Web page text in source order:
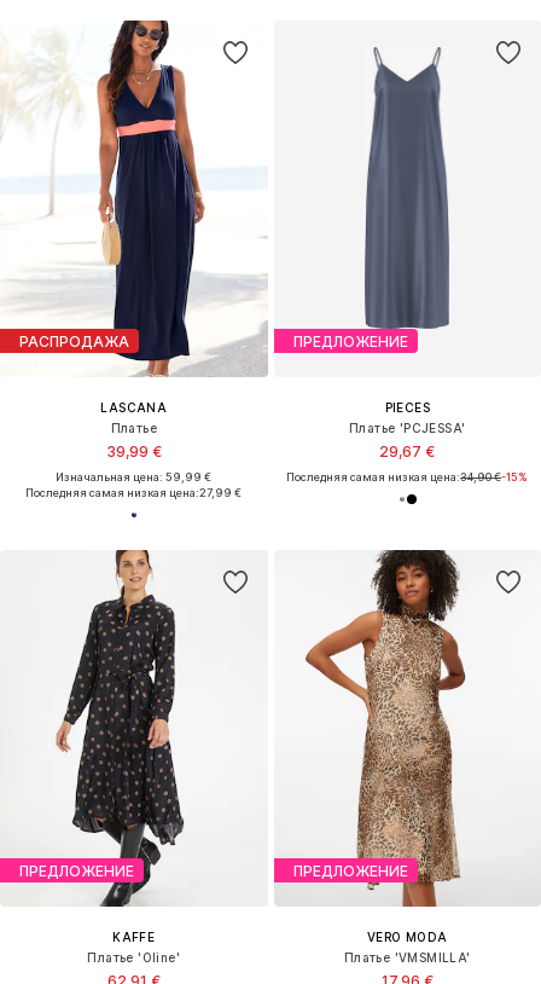
РАСПРОДАЖА
LASCANA
Платье
39,99 €
Изначальная цена: 59,99 €
Последняя самая низкая цена:27,99 €
ПРЕДЛОЖЕНИЕ
PIECES
Платье 'PCJESSA'
29,67 €
Последняя самая низкая цена:34,90 €-15%
ПРЕДЛОЖЕНИЕ
KAFFE
Платье 'Oline'
ПРЕДЛОЖЕНИЕ
VERO MODA
Платье 'VMSMILLA'